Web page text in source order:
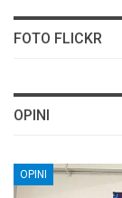
FOTO FLICKR
OPINI
OPINI